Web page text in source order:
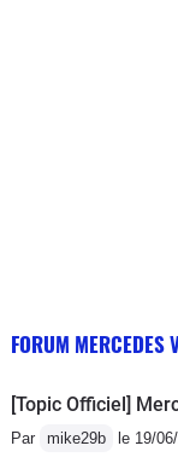
FORUM MERCEDES
[Topic Officiel]
Par mike29b le 19/